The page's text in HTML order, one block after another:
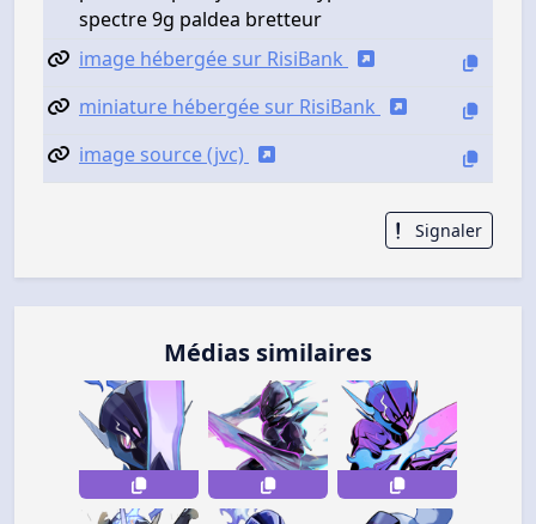
spectre 9g paldea bretteur
image hébergée sur RisiBank
miniature hébergée sur RisiBank
image source (jvc)
Signaler
Médias similaires